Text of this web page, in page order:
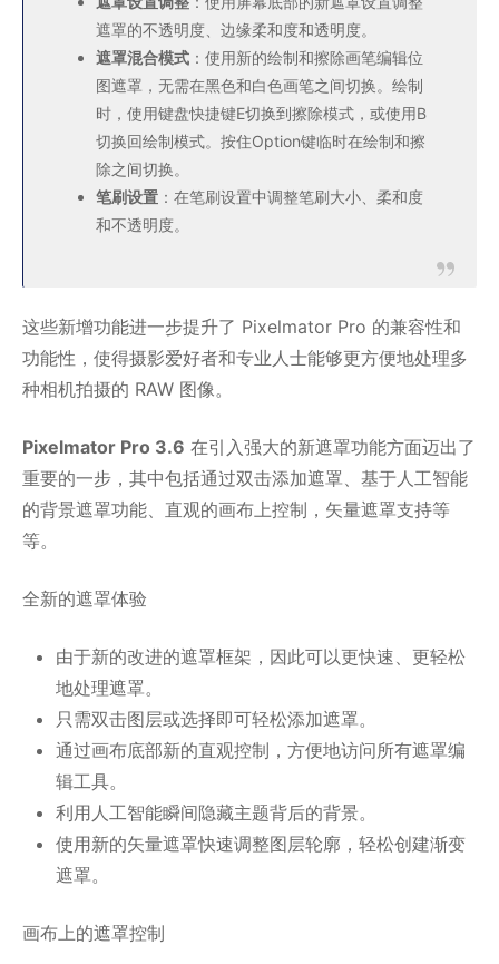
遮罩的不透明度、边缘柔和度和透明度。
遮罩混合模式 ：使用新的绘制和擦除画笔编辑位
图遮罩，无需在黑色和白色画笔之间切换。绘制
时，使用键盘快捷键E切换到擦除模式，或使用B
切换回绘制模式。按住Option键临时在绘制和擦
除之间切换。
笔刷设置 ：在笔刷设置中调整笔刷大小、柔和度
和不透明度。
这些新增功能进一步提升了 Pixelmator Pro 的兼容性和
功能性，使得摄影爱好者和专业人士能够更方便地处理多
种相机拍摄的 RAW 图像。
Pixelmator Pro 3.6 在引入强大的新遮罩功能方面迈出了
重要的一步，其中包括通过双击添加遮罩、基于人工智能
的背景遮罩功能、直观的画布上控制，矢量遮罩支持等
等。
全新的遮罩体验
由于新的改进的遮罩框架，因此可以更快速、更轻松
地处理遮罩。
只需双击图层或选择即可轻松添加遮罩。
通过画布底部新的直观控制，方便地访问所有遮罩编
辑工具。
利用人工智能瞬间隐藏主题背后的背景。
使用新的矢量遮罩快速调整图层轮廓，轻松创建渐变
遮罩。
画布上的遮罩控制